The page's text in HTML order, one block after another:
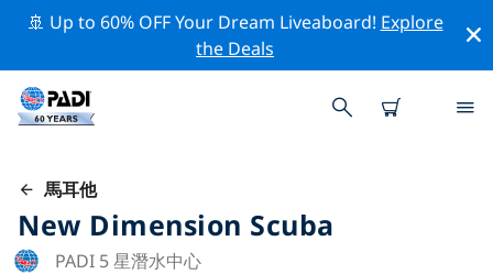
🚢 Up to 60% OFF Your Dream Liveaboard! Explore
the Deals
馬耳他
New Dimension Scuba
PADI 5 星潛水中心